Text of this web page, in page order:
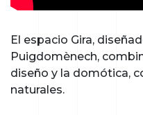
El espacio Gira,
Puigdomènech,
diseño y la domótica,
naturales.